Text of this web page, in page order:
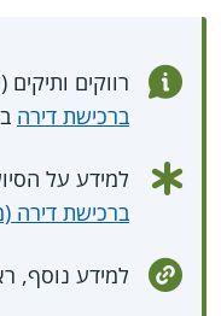
רווקים
ברכישת דירה
למידע על
ברכישת דירה
למידע נוסף,